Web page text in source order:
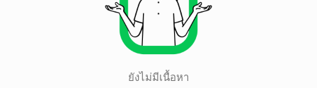
ยังไม่มีเนื้อหา